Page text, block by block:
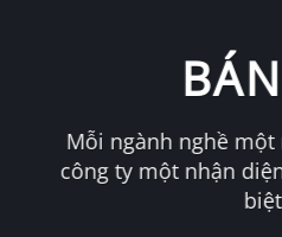
Mỗi ngành nghề
công ty một nhận